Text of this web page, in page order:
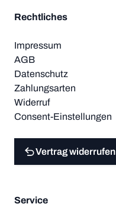
Rechtliches
Impressum
AGB
Datenschutz
Zahlungsarten
Widerruf
Consent-Einstellungen
Vertrag widerrufen
Service